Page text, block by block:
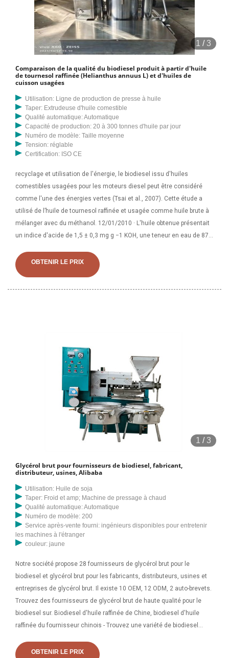
1 /3
Comparaison de la qualité du biodiesel produit à partir d'huile
de tournesol raffinée (Helianthus annuus L) et d'huiles de
cuisson usagées
Utilisation: Ligne de production de presse à huile
Taper: Extrudeuse d'huile comestible
Qualité automatique: Automatique
Capacité de production: 20 à 300 tonnes d'huile par jour
Numéro de modèle: Taille moyenne
Tension: réglable
Certification: ISO CE
recyclage et utilisation de l'énergie, le biodiesel issu d'huiles
comestibles usagées pour les moteurs diesel peut être considéré
comme l'une des énergies vertes (Tsai et al., 2007). Cette étude a
utilisé de l’huile de tournesol raffinée et usagée comme huile brute à
mélanger avec du méthanol. 12/01/2010 · L'huile obtenue présentait
un indice d'acide de 1,5 ± 0,3 mg g −1 KOH, une teneur en eau de 870
2.2. Production de biodiesel : transformation en usine pilote dans les
cultures agricoles, brutes ou raffinées
OBTENIR LE PRIX
1 /3
Glycérol brut pour fournisseurs de biodiesel, fabricant,
distributeur, usines, Alibaba
Utilisation: Huile de soja
Taper: Froid et amp; Machine de pressage à chaud
Qualité automatique: Automatique
Numéro de modèle: 200
Service après-vente fourni: ingénieurs disponibles pour entretenir
les machines à l'étranger
couleur: jaune
Notre société propose 28 fournisseurs de glycérol brut pour le
biodiesel et glycérol brut pour les fabricants, distributeurs, usines et
entreprises de glycérol brut. Il existe 10 OEM, 12 ODM, 2 auto-brevets.
Trouvez des fournisseurs de glycérol brut de haute qualité pour le
biodiesel sur. Biodiesel d'huile raffinée de Chine, biodiesel d'huile
raffinée du fournisseur chinois - Trouvez une variété de biodiesel
biodiesel, d'usine de biodiesel, de fournisseurs de biodiesel situés en
OBTENIR LE PRIX